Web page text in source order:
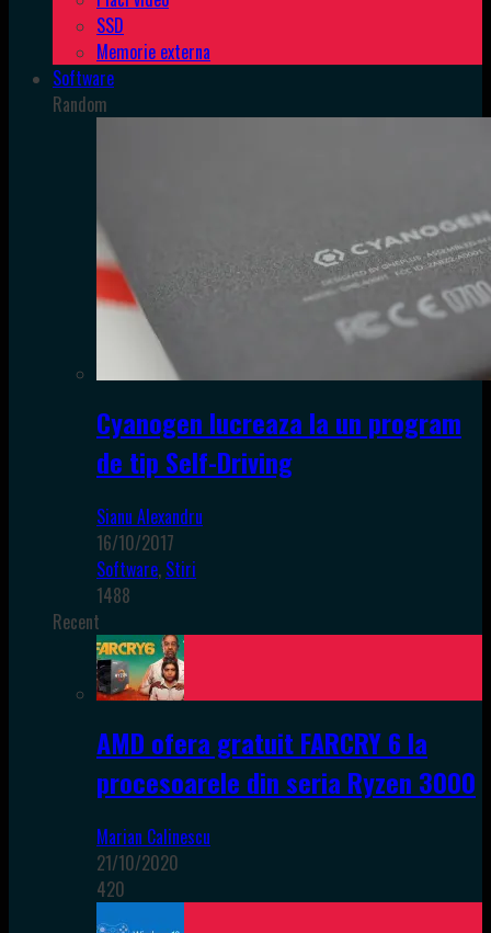
SSD
Memorie externa
Software
Random
Cyanogen lucreaza la un program
de tip Self-Driving
Sianu Alexandru
16/10/2017
Software, Stiri
1488
Recent
AMD ofera gratuit FARCRY 6 la
procesoarele din seria Ryzen 3000
Marian Calinescu
21/10/2020
420